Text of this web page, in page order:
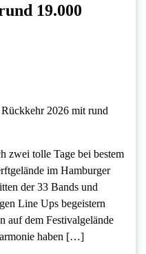
19.000
zwei tolle Tage bei bestem
im Hamburger
der 33 Bands und
Line Ups begeistern
auf dem Festivalgelände
haben […]